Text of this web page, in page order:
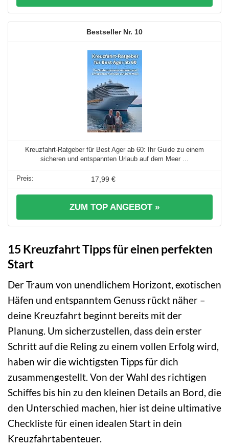
10
Kreuzfahrt-Ratgeber für Best Ager ab 60: Ihr Guide zu einem
sicheren und entspannten Urlaub auf dem Meer ...
17,99 €
ZUM TOP ANGEBOT »
15 Kreuzfahrt Tipps für einen perfekten
Start
Der Traum von unendlichem Horizont, exotischen
Häfen und entspanntem Genuss rückt näher –
deine Kreuzfahrt beginnt bereits mit der
Planung. Um sicherzustellen, dass dein erster
Schritt auf die Reling zu einem vollen Erfolg wird,
haben wir die wichtigsten Tipps für dich
zusammengestellt. Von der Wahl des richtigen
Schiffes bis hin zu den kleinen Details an Bord, die
den Unterschied machen, hier ist deine ultimative
Checkliste für einen idealen Start in dein
Kreuzfahrtabenteuer.